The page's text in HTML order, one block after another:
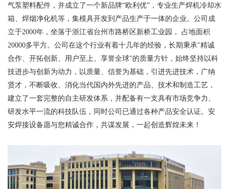
专利证书
变光面罩系列
电焊钳系列
电子线束系列
骨架系列
接地夹系列
逆变焊机面板系列
塑料配件系列
塑料拼装地板
气泵塑料配件，并成立了一个新品牌“欧利优”，专业生产焊机冷却水
箱、焊烟净化机等，集模具开发到产品生产于一体的企业。公司成
立于2000年，坐落于浙江省台州市路桥区新桥工业园， 占地面积
20000多平方。公司在这个行业有着十几年的经验，长期秉承"精诚
合作、开拓创新、用户至上、享誉全球"的质量方针，始终坚持以科
技进步与创新为动力，以质量、信誉为基础，引进先进技术，广纳
贤才，不断吸收、消化当代国内外先进的产品、技术和制造工艺，
建立了一套完整的自主研发体系，并配备有一支具有市场竞争力、
研发水平一流的科技队伍，同时公司已通过各种产品安全认证。安
安焊接设备愿与您精诚合作，共谋发展，一起创造辉煌未来！